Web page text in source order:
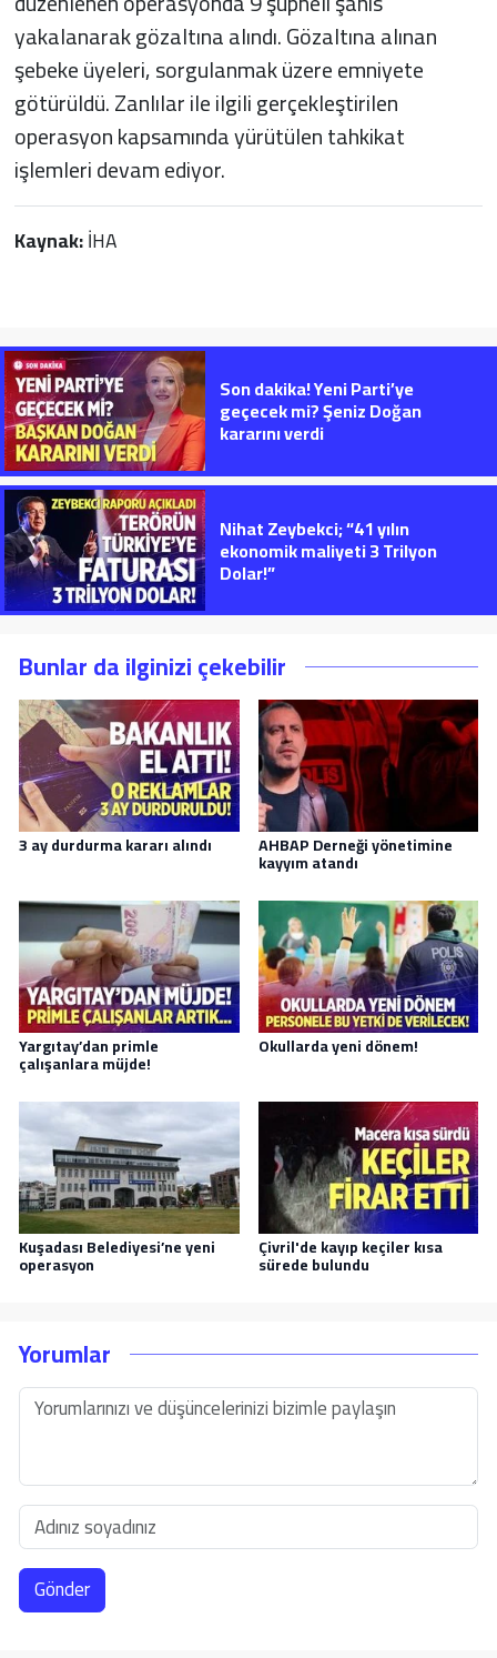
yakalanarak gözaltına alındı. Gözaltına alınan
şebeke üyeleri, sorgulanmak üzere emniyete
götürüldü. Zanlılar ile ilgili gerçekleştirilen
operasyon kapsamında yürütülen tahkikat
işlemleri devam ediyor.
Kaynak:İHA
Son dakika! Yeni Parti’ye
geçecek mi? Şeniz Doğan
kararını verdi
Nihat Zeybekci; “41 yılın
ekonomik maliyeti 3 Trilyon
Dolar!”
Bunlar da ilginizi çekebilir
3 ay durdurma kararı alındı AHBAP Derneği yönetimine
kayyım atandı
Yargıtay’dan primle
çalışanlara müjde!
Okullarda yeni dönem!
Kuşadası Belediyesi’ne yeni
operasyon
Çivril'de kayıp keçiler kısa
sürede bulundu
Yorumlar
Gönder